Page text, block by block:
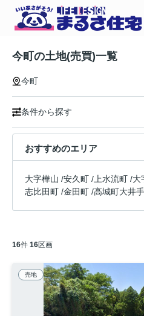
今町の土地(売買)一覧
今町
条件から探す
おすすめのエリア
大字樺山 /安久町 / 上水流町 /大
志比田町 /金田町 /高城町大井手
16件 16区画
売地